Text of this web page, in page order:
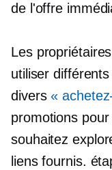
de l'offre
Les
utiliser
divers «
promotions
souhaitez
liens fournis.